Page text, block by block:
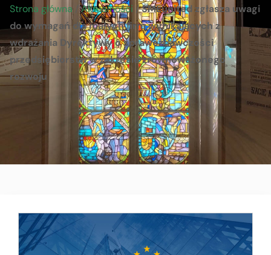
Strona główna/Aktualności /SMEunited zgłasza uwagi
do wymagań dla małych firm wynikających z
wdrażania Dyrektywy o sprawozdawczości
przedsiębiorstw w zakresie zrównoważonego
rozwoju